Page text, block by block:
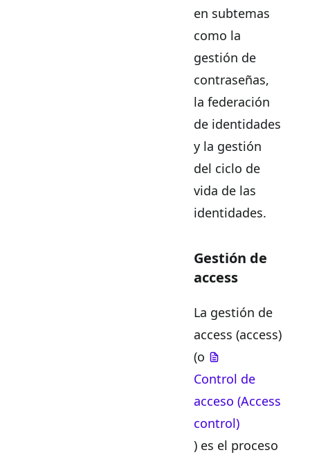
en subtemas
como la
gestión de
contraseñas,
la federación
de identidades
y la gestión
del ciclo de
vida de las
identidades.
Gestión de
access
La gestión de
access (access)
(o
Control de
acceso (Access
control)
) es el proceso